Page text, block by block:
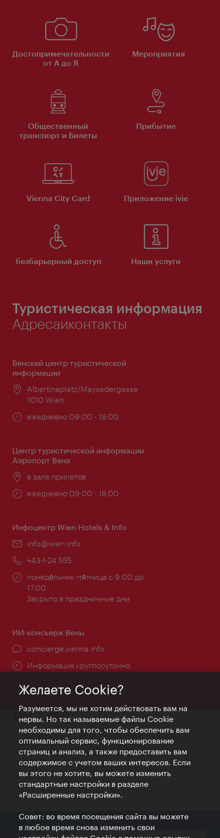
Достопримечательности
от А до Я
Мероприятия
Общественный
транспорт и Билеты
Прибытие
Vienna City Card Приложение ivie
безбарьерный доступ Наши услуги
Туристическая информация
Адресаиконтакты
Венский центр туристической
информации
Расположение:
Albertinaplatz/Maysedergasse
1010 Wien
Часы
ежедневно 09:00 - 18:00
Центр туристической информации
Аэропорт Вена
Расположение:
в зале прилетов
Часы
ежедневно 09:00 - 18:00
Инфоцентр Wien Hotels & Info
Эл.
info@wien.info
Телефон:
+43-1-24 555
Часы
работы:
понеде́льник-пя́тница с 9:00 до
17:00
Закрыто в праздничные дни
ИИ-консьерж Вены
concierge.vienna.info
Информация круглосуточно
Контакт
Credits
Положение о конфиденциальности
Terms of Use
Доступность
Контакты для прессы
Настройки файлов Cookie
Желаете Cookie?
Разумеется, мы не хотим действовать вам на
нервы. Но так называемые файлы Cookie
необходимы для того, чтобы обеспечить вам
оптимальный сервис, функционирование
страниц и анализ, а также предоставить вам
содержимое с учетом ваших интересов. Если
вы этого не хотите, вы можете изменить
стандартные настройки в разделе
«Расширенные настройки».
Совет: во время посещения сайта вы можете
в любое время снова изменить свои